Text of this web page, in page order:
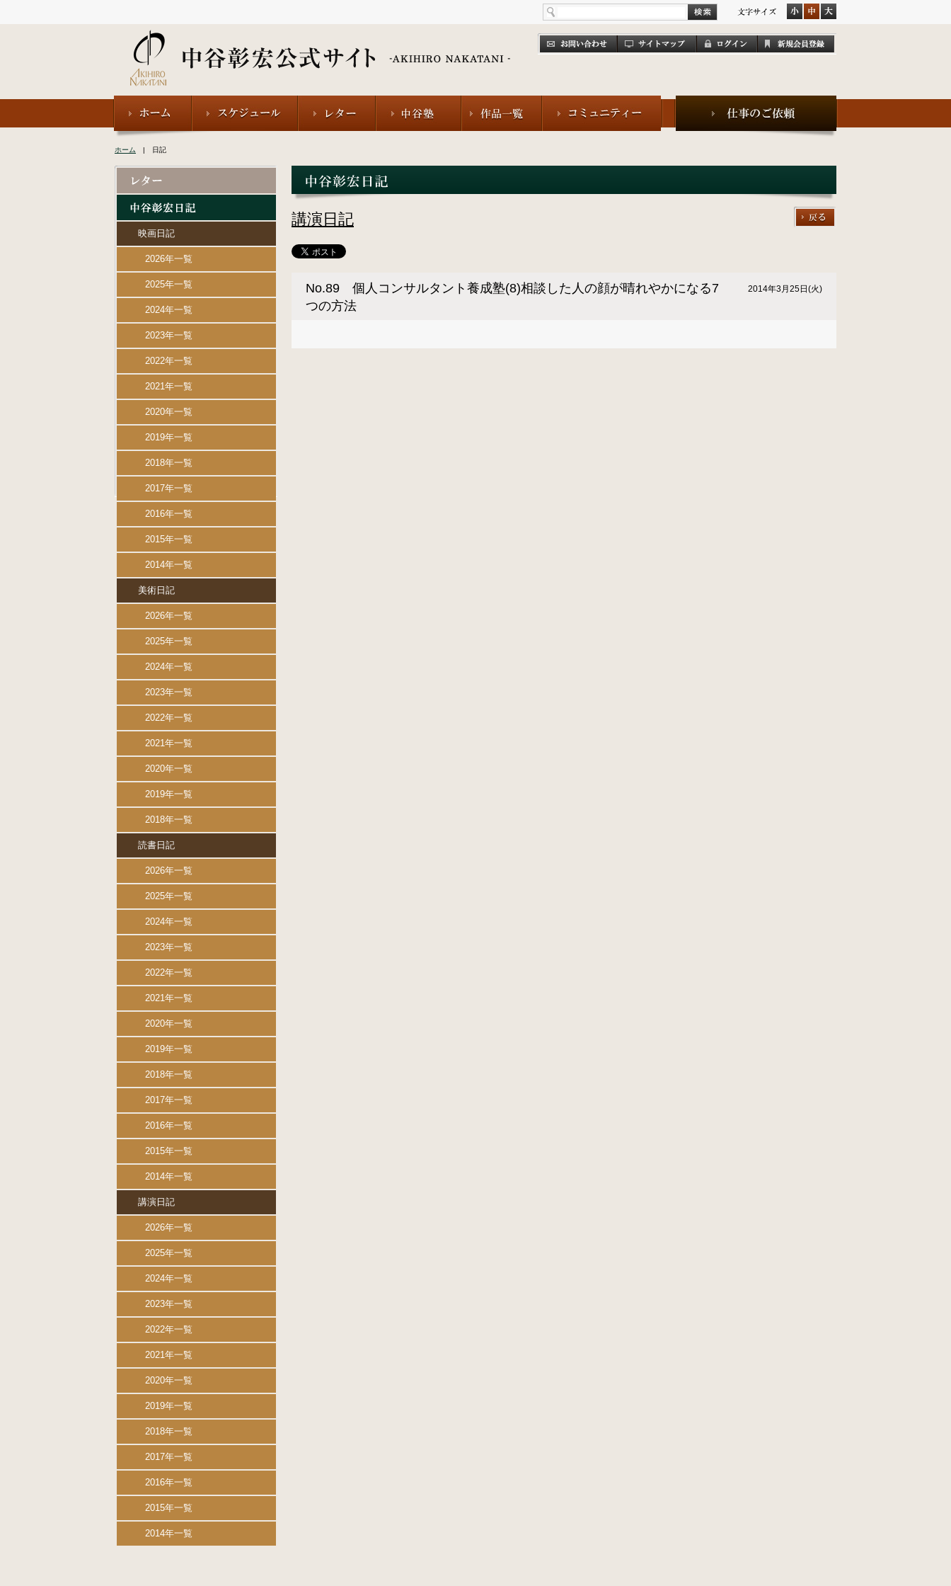
ホーム | 日記
講演日記
No.89 個人コンサルタント養成塾(8)相談した人の顔が晴れやかになる7
つの方法
2014年3月25日(火)
映画日記
2026年一覧
2025年一覧
2024年一覧
2023年一覧
2022年一覧
2021年一覧
2020年一覧
2019年一覧
2018年一覧
2017年一覧
2016年一覧
2015年一覧
2014年一覧
美術日記
2026年一覧
2025年一覧
2024年一覧
2023年一覧
2022年一覧
2021年一覧
2020年一覧
2019年一覧
2018年一覧
読書日記
2026年一覧
2025年一覧
2024年一覧
2023年一覧
2022年一覧
2021年一覧
2020年一覧
2019年一覧
2018年一覧
2017年一覧
2016年一覧
2015年一覧
2014年一覧
講演日記
2026年一覧
2025年一覧
2024年一覧
2023年一覧
2022年一覧
2021年一覧
2020年一覧
2019年一覧
2018年一覧
2017年一覧
2016年一覧
2015年一覧
2014年一覧